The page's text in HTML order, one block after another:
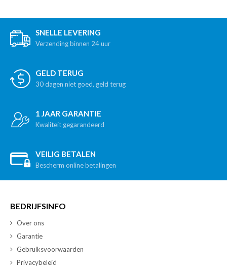
SNELLE LEVERING
Verzending binnen 24 uur
GELD TERUG
30 dagen niet goed, geld terug
1 JAAR GARANTIE
Kwaliteit gegarandeerd
VEILIG BETALEN
Bescherm online betalingen
BEDRIJFSINFO
Over ons
Garantie
Gebruiksvoorwaarden
Privacybeleid